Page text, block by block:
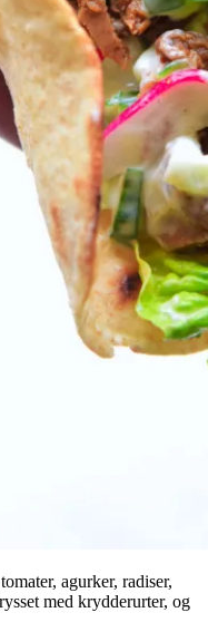
agurker, radiser,
med krydderurter, og